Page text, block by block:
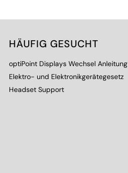
HÄUFIG GESUCHT
optiPoint Displays Wechsel Anleitung
Elektro- und Elektronikgerätegesetz
Headset Support